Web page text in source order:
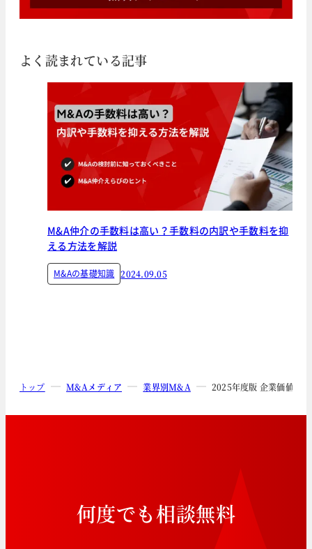
よく読まれている記事
M&A仲介の手数料は高い？手数料の内訳や手数料を抑
える方法を解説
M&Aの基礎知識 2024.09.05
トップ M&Aメディア 業界別M&A 2025年度版 企業価値を
何度でも相談無料